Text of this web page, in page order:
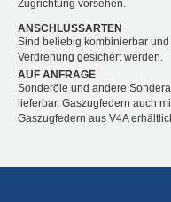
Zugrichtung vorsehen.
ANSCHLUSSARTEN
Sind beliebig kombinierbar
Verdrehung gesichert werden.
AUF ANFRAGE
Sonderöle und andere
lieferbar. Gaszugfedern auch
Gaszugfedern aus V4A